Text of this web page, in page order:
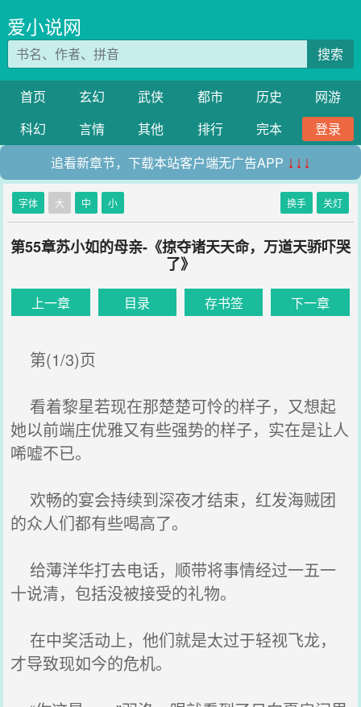
爱小说网
搜索
首页 玄幻 武侠 都市 历史
网游
科幻
言情 其他 排行 完本
登录
追看新章节，下载本站客户端无广告APP ↓↓↓
字体 大 中 小 换手 关灯
第55章苏小如的母亲-《掠夺诸天天命，万道天骄吓哭
了》
上一章 目录 存书签 下一章
第(1/3)页
看着黎星若现在那楚楚可怜的样子，又想起
她以前端庄优雅又有些强势的样子，实在是让人
唏嘘不已。
欢畅的宴会持续到深夜才结束，红发海贼团
的众人们都有些喝高了。
给薄洋华打去电话，顺带将事情经过一五一
十说清，包括没被接受的礼物。
在中奖活动上，他们就是太过于轻视飞龙，
才导致现如今的危机。